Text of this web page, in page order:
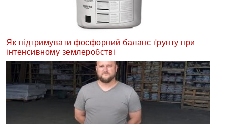
Як підтримувати фосфорний баланс ґрунту при
інтенсивному землеробстві